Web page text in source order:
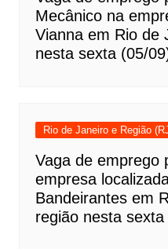
Mecânico na
Vianna em Rio de
nesta sexta (05/
Rio de Janeiro e Região
Vaga de emprego
empresa
Bandeirantes em
região nesta